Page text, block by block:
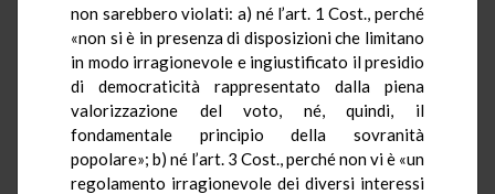
non sarebbero violati: a) né l’art. 1 Cost., perché
«non si è in presenza di disposizioni che limitano
in modo irragionevole e ingiustificato il presidio
di democraticità rappresentato dalla piena
valorizzazione del voto, né, quindi, il
fondamentale principio della sovranità
popolare»; b) né l’art. 3 Cost., perché non vi è «un
regolamento irragionevole dei diversi interessi